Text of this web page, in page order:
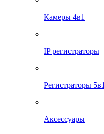
Камеры 4в1
IP регистраторы
Регистраторы 5в1
Аксессуары